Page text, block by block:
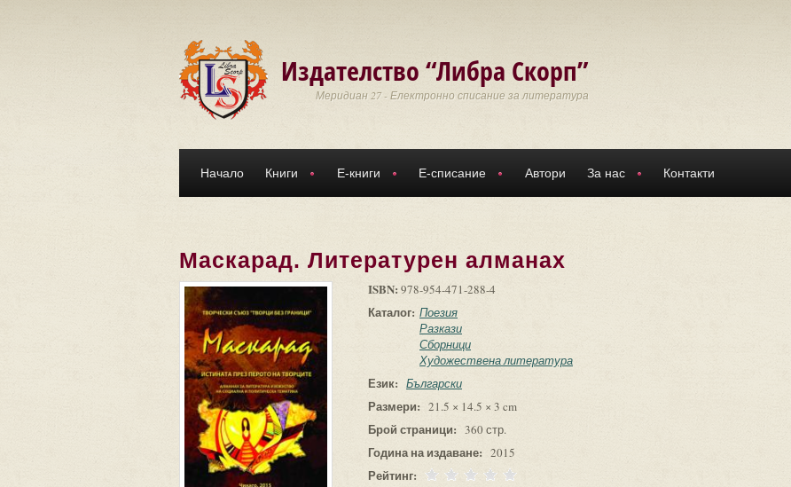
Издателство “Либра Скорп”
Меридиан 27 - Електронно списание за литература
Начало Книги Е-книги Е-списание Автори За нас Контакти
Маскарад. Литературен алманах
ISBN: 978-954-471-288-4
Каталог: Поезия
Разкази
Сборници
Художествена литература
Език: Български
Размери: 21.5 × 14.5 × 3 cm
Брой страници: 360 стр.
Година на издаване: 2015
Рейтинг: